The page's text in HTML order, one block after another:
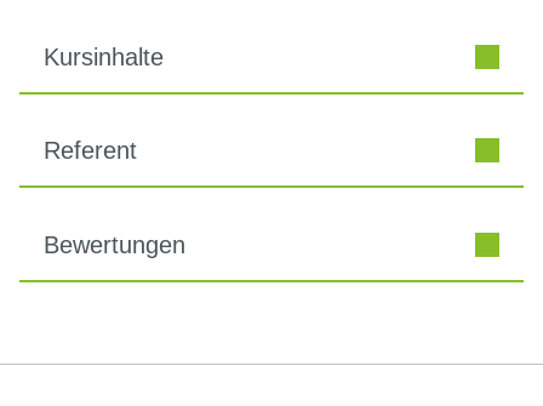
Kursinhalte
Referent
Bewertungen